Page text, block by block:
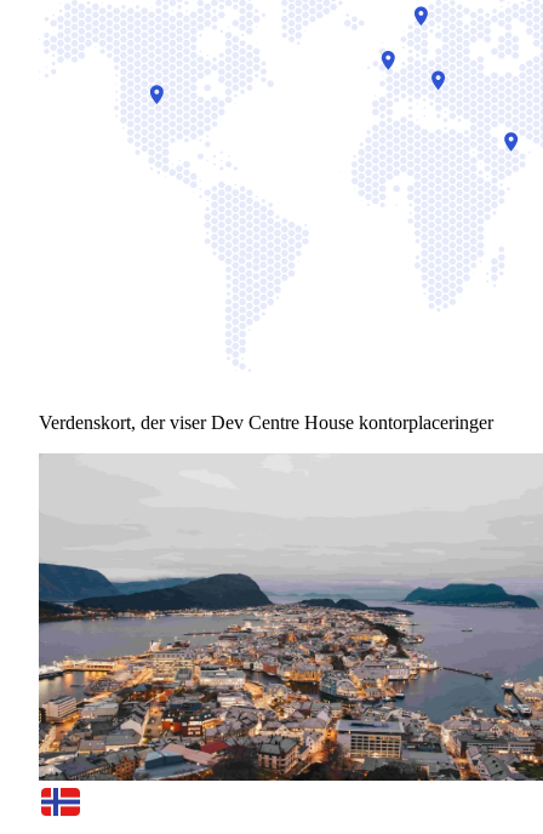
Verdenskort, der viser Dev Centre House kontorplaceringer